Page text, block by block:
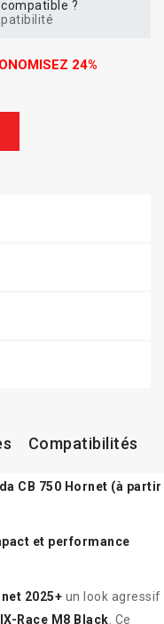
?
24%
Compatibilités
CB 750 Hornet (à partir
et performance
2025+ un look agressif
IX-Race M8 Black . Ce